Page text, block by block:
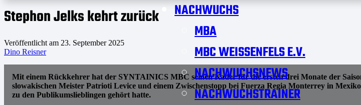
NACHWUCHS
MBA
MBC WEISSENFELS E.V.
NACHWUCHSNEWS
NACHWUCHSTRAINER
Stephon Jelks kehrt zurück
Veröffentlicht am 23. September 2025
Dino Reisner
Mit einem Rückkehrer hat der SYNTAINICS MBC seinen Kader für die ersten drei Monate der
slowakischen Meister Patrioti Levice und einem Zwischenstopp bei Fuerza Regia Monterrey in
zu den Publikumslieblingen gehört hatte.